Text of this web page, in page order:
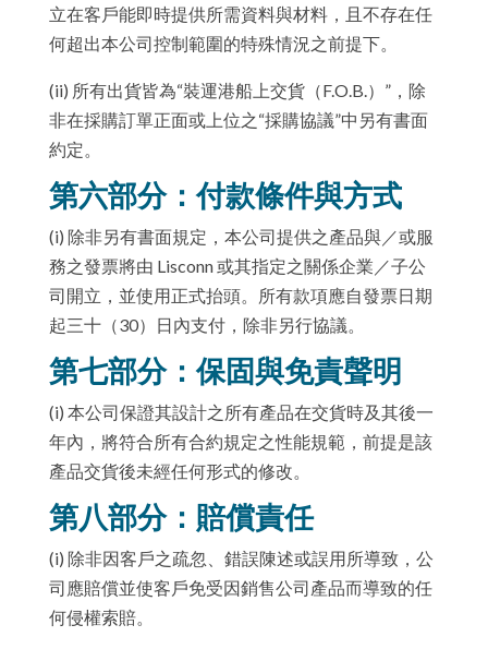
立在客戶能即時提供所需資料與材料，且不存在任
何超出本公司控制範圍的特殊情況之前提下。
(ii) 所有出貨皆為“裝運港船上交貨（F.O.B.）”，除
非在採購訂單正面或上位之“採購協議”中另有書面
約定。
第六部分：付款條件與方式
(i) 除非另有書面規定，本公司提供之產品與／或服
務之發票將由 Lisconn 或其指定之關係企業／子公
司開立，並使用正式抬頭。所有款項應自發票日期
起三十（30）日內支付，除非另行協議。
第七部分：保固與免責聲明
(i) 本公司保證其設計之所有產品在交貨時及其後一
年內，將符合所有合約規定之性能規範，前提是該
產品交貨後未經任何形式的修改。
第八部分：賠償責任
(i) 除非因客戶之疏忽、錯誤陳述或誤用所導致，公
司應賠償並使客戶免受因銷售公司產品而導致的任
何侵權索賠。